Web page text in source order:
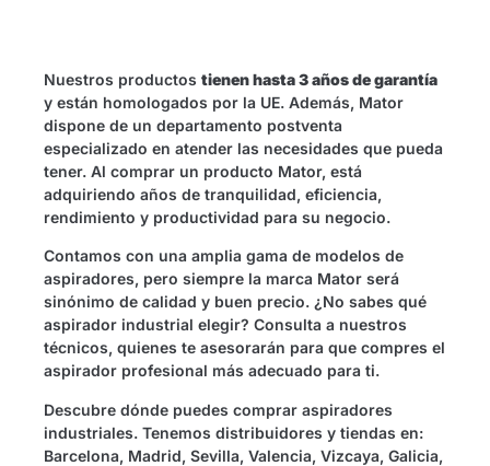
Nuestros productos tienen hasta 3 años de garantía
y están homologados por la UE. Además, Mator
dispone de un departamento postventa
especializado en atender las necesidades que pueda
tener. Al comprar un producto Mator, está
adquiriendo años de tranquilidad, eficiencia,
rendimiento y productividad para su negocio.
Contamos con una amplia gama de modelos de
aspiradores, pero siempre la marca Mator será
sinónimo de calidad y buen precio. ¿No sabes qué
aspirador industrial elegir? Consulta a nuestros
técnicos, quienes te asesorarán para que compres el
aspirador profesional más adecuado para ti.
Descubre dónde puedes comprar aspiradores
industriales. Tenemos distribuidores y tiendas en:
Barcelona, Madrid, Sevilla, Valencia, Vizcaya, Galicia,